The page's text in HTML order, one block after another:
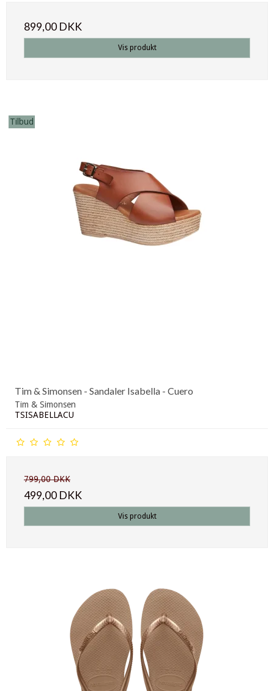
899,00 DKK
Vis produkt
Tilbud
Tim & Simonsen - Sandaler Isabella - Cuero
Tim & Simonsen
TSISABELLACU
799,00 DKK
499,00 DKK
Vis produkt